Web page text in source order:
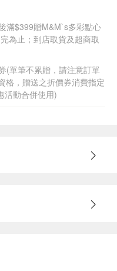
滿$399贈M&M`s多彩點心
為止；到店取貨及超商取
(單筆不累贈，請注意訂單
格，贈送之折價券消費指定
活動合併使用)